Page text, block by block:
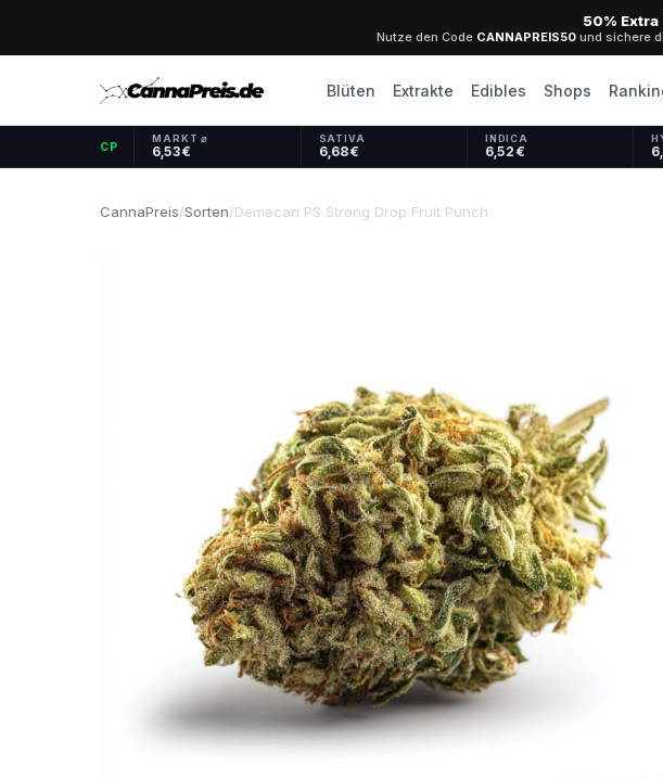
50%
Nutze den Code CANNAPREIS50 und sichere
Blüten Extrakte Edibles Shops
CP
MARKT ⌀
6,53 €
SATIVA
6,68 €
INDICA
6,52 €
CannaPreis/Sorten/Demecan PS Strong Drop Fruit Punch